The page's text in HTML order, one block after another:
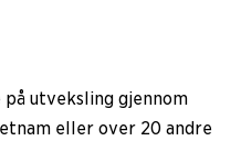
utveksling gjennom
eller over 20 andre